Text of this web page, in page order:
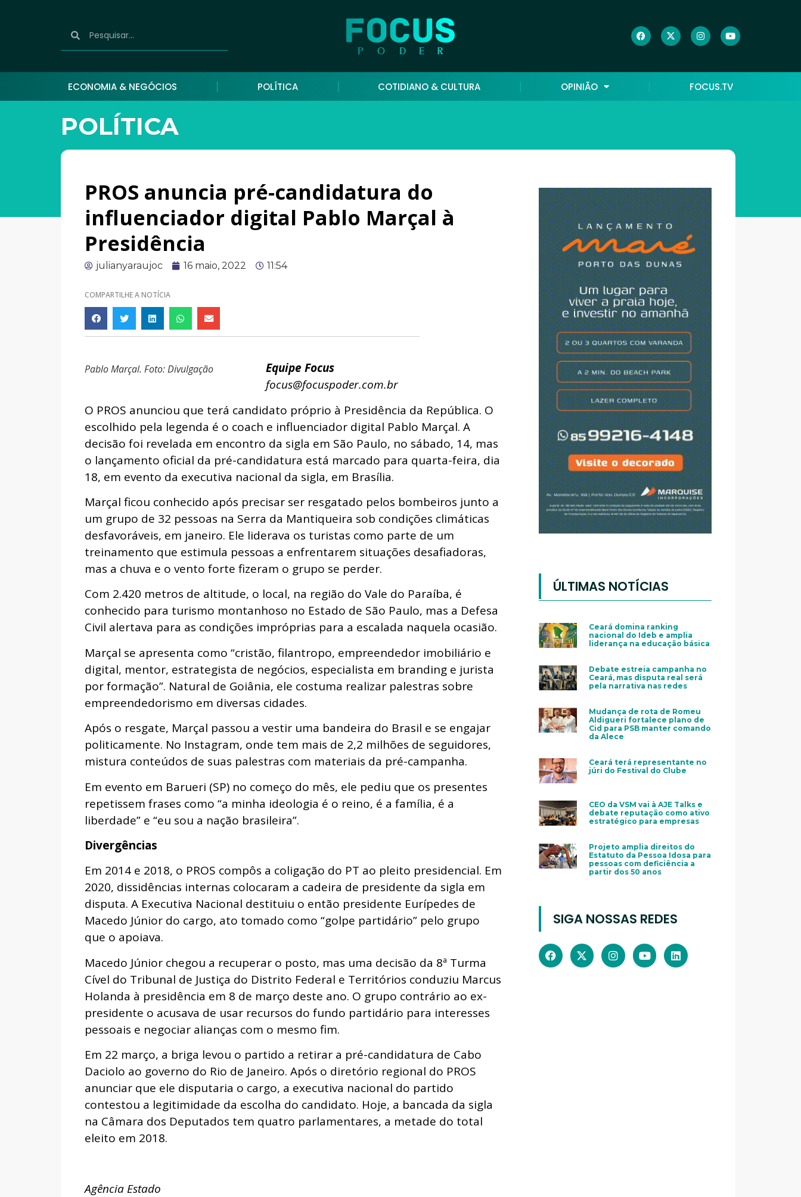
ECONOMIA & NEGÓCIOS POLÍTICA COTIDIANO & CULTURA OPINIÃO FOCUS.TV
POLÍTICA
PROS anuncia pré-candidatura do
influenciador digital Pablo Marçal à
Presidência
julianyaraujoc 16 maio, 2022 11:54
COMPARTILHE A NOTÍCIA
Pablo Marçal. Foto: Divulgação
Equipe Focus
focus@focuspoder.com.br
O PROS anunciou que terá candidato próprio à Presidência da República. O
escolhido pela legenda é o coach e influenciador digital Pablo Marçal. A
decisão foi revelada em encontro da sigla em São Paulo, no sábado, 14, mas
o lançamento oficial da pré-candidatura está marcado para quarta-feira, dia
18, em evento da executiva nacional da sigla, em Brasília.
Marçal ficou conhecido após precisar ser resgatado pelos bombeiros junto a
um grupo de 32 pessoas na Serra da Mantiqueira sob condições climáticas
desfavoráveis, em janeiro. Ele liderava os turistas como parte de um
treinamento que estimula pessoas a enfrentarem situações desafiadoras,
mas a chuva e o vento forte fizeram o grupo se perder.
Com 2.420 metros de altitude, o local, na região do Vale do Paraíba, é
conhecido para turismo montanhoso no Estado de São Paulo, mas a Defesa
Civil alertava para as condições impróprias para a escalada naquela ocasião.
Marçal se apresenta como “cristão, filantropo, empreendedor imobiliário e
digital, mentor, estrategista de negócios, especialista em branding e jurista
por formação”. Natural de Goiânia, ele costuma realizar palestras sobre
empreendedorismo em diversas cidades.
Após o resgate, Marçal passou a vestir uma bandeira do Brasil e se engajar
politicamente. No Instagram, onde tem mais de 2,2 milhões de seguidores,
mistura conteúdos de suas palestras com materiais da pré-campanha.
Em evento em Barueri (SP) no começo do mês, ele pediu que os presentes
repetissem frases como “a minha ideologia é o reino, é a família, é a
liberdade” e “eu sou a nação brasileira”.
Divergências
Em 2014 e 2018, o PROS compôs a coligação do PT ao pleito presidencial. Em
2020, dissidências internas colocaram a cadeira de presidente da sigla em
disputa. A Executiva Nacional destituiu o então presidente Eurípedes de
Macedo Júnior do cargo, ato tomado como “golpe partidário” pelo grupo
que o apoiava.
Macedo Júnior chegou a recuperar o posto, mas uma decisão da 8ª Turma
Cível do Tribunal de Justiça do Distrito Federal e Territórios conduziu Marcus
Holanda à presidência em 8 de março deste ano. O grupo contrário ao ex-
presidente o acusava de usar recursos do fundo partidário para interesses
pessoais e negociar alianças com o mesmo fim.
Em 22 março, a briga levou o partido a retirar a pré-candidatura de Cabo
Daciolo ao governo do Rio de Janeiro. Após o diretório regional do PROS
anunciar que ele disputaria o cargo, a executiva nacional do partido
contestou a legitimidade da escolha do candidato. Hoje, a bancada da sigla
na Câmara dos Deputados tem quatro parlamentares, a metade do total
eleito em 2018.
Agência Estado
ÚLTIMAS NOTÍCIAS
Ceará domina ranking
nacional do Ideb e amplia
liderança na educação básica
Debate estreia campanha no
Ceará, mas disputa real será
pela narrativa nas redes
Mudança de rota de Romeu
Aldigueri fortalece plano de
Cid para PSB manter comando
da Alece
Ceará terá representante no
júri do Festival do Clube
CEO da VSM vai à AJE Talks e
debate reputação como ativo
estratégico para empresas
Projeto amplia direitos do
Estatuto da Pessoa Idosa para
pessoas com deficiência a
partir dos 50 anos
SIGA NOSSAS REDES